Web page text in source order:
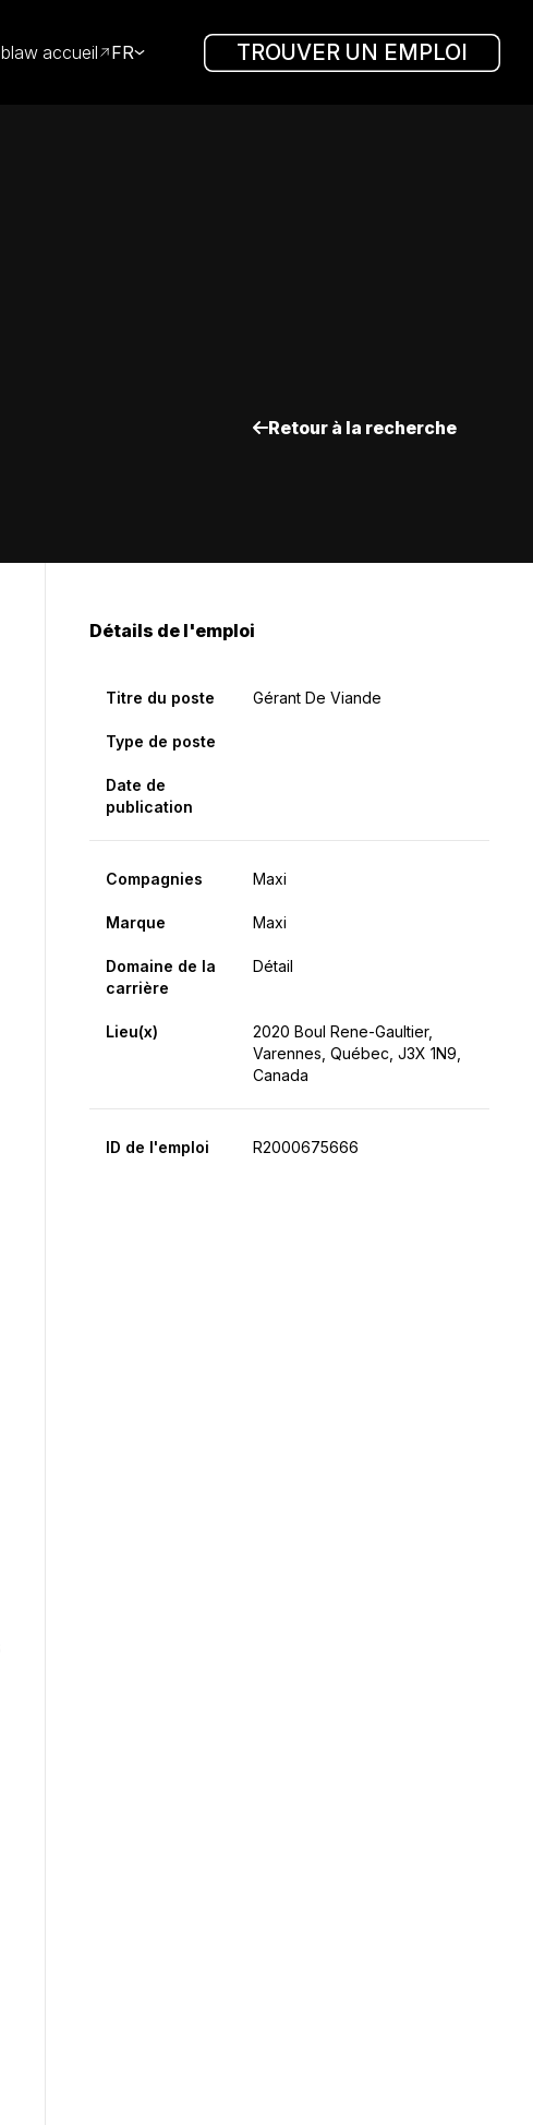
accueil FR TROUVER UN EMPLOI
Retour à la recherche
Détails de l'emploi
Titre du poste Gérant De Viande
Type de poste
Date de
publication
Compagnies Maxi
Marque Maxi
Domaine de la
carrière
Détail
Lieu(x)
2020 Boul Rene-Gaultier,
Varennes, Québec, J3X 1N9,
Canada
ID de l'emploi R2000675666